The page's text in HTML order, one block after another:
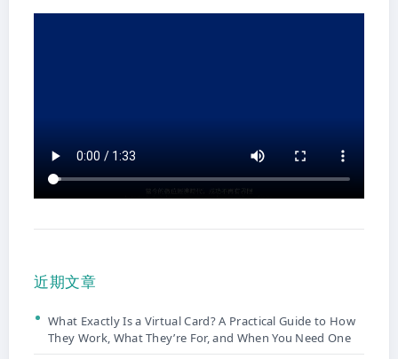
近期文章
What Exactly Is a Virtual Card? A Practical Guide to How
They Work, What They’re For, and When You Need One